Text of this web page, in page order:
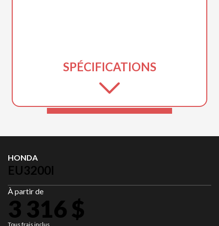
SPÉCIFICATIONS
HONDA
EU3200I
À partir de
3 316 $
Tous frais inclus